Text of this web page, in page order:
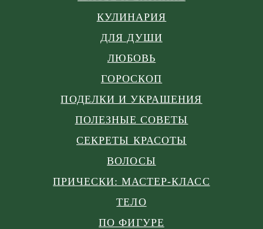
КУЛИНАРИЯ
ДЛЯ ДУШИ
ЛЮБОВЬ
ГОРОСКОП
ПОДЕЛКИ И УКРАШЕНИЯ
ПОЛЕЗНЫЕ СОВЕТЫ
СЕКРЕТЫ КРАСОТЫ
ВОЛОСЫ
ПРИЧЕСКИ: МАСТЕР-КЛАСС
ТЕЛО
ПО ФИГУРЕ